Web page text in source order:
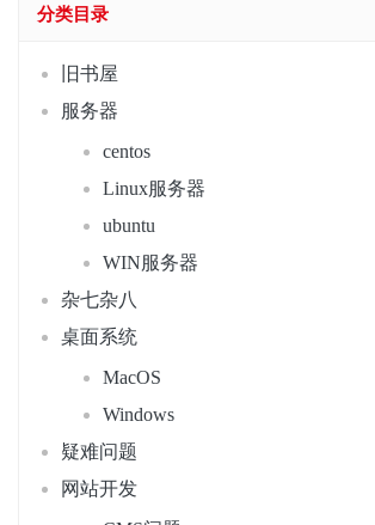
分类目录
旧书屋
服务器
centos
Linux服务器
ubuntu
WIN服务器
杂七杂八
桌面系统
MacOS
Windows
疑难问题
网站开发